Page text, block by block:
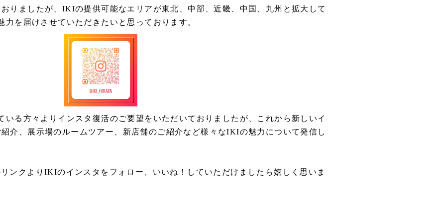
りましたが、IKIの提供可能なエリアが東北、中部、近畿、中国、九州と拡大して
を届けさせていただきたいと思っております。
いる方々よりインスタ復活のご要望をいただいておりましたが、これから新しいイ
介、展示場のルームツアー、新店舗のご紹介など様々なIKIの魅力について発信し
ンクよりIKIのインスタをフォロー、いいね！していただけましたら嬉しく思いま